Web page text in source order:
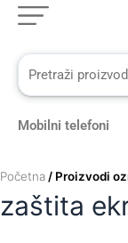
Skip
content
Mobilni telefoni
Početna / Proizvodi
zaštita